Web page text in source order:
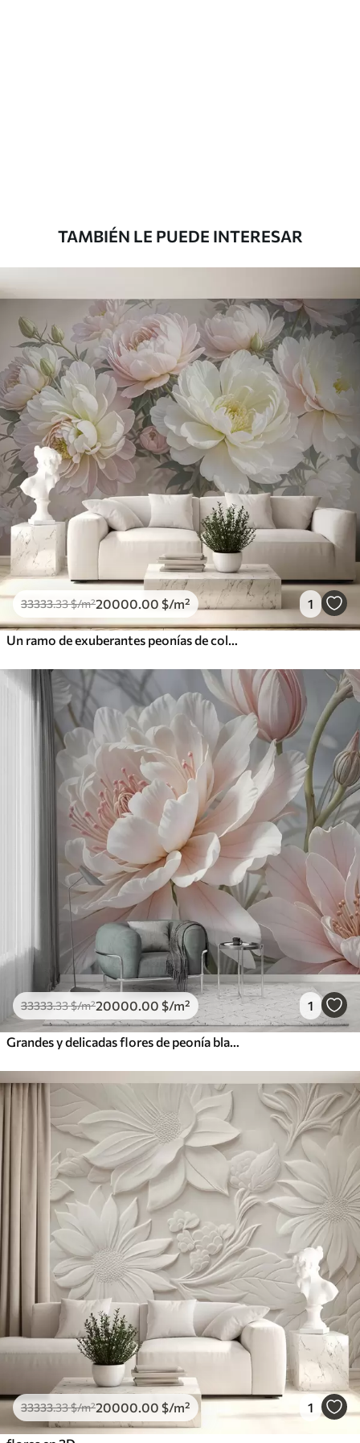
Vinilo Premium
49500.0029700.00$/m²
TAMBIÉN LE PUEDE INTERESAR
33333.33$/m²20000 .00 $/m² 1
33333.33$/m²20000 .00 $/m² 1
33333.33$/m²20000 .00 $/m² 1